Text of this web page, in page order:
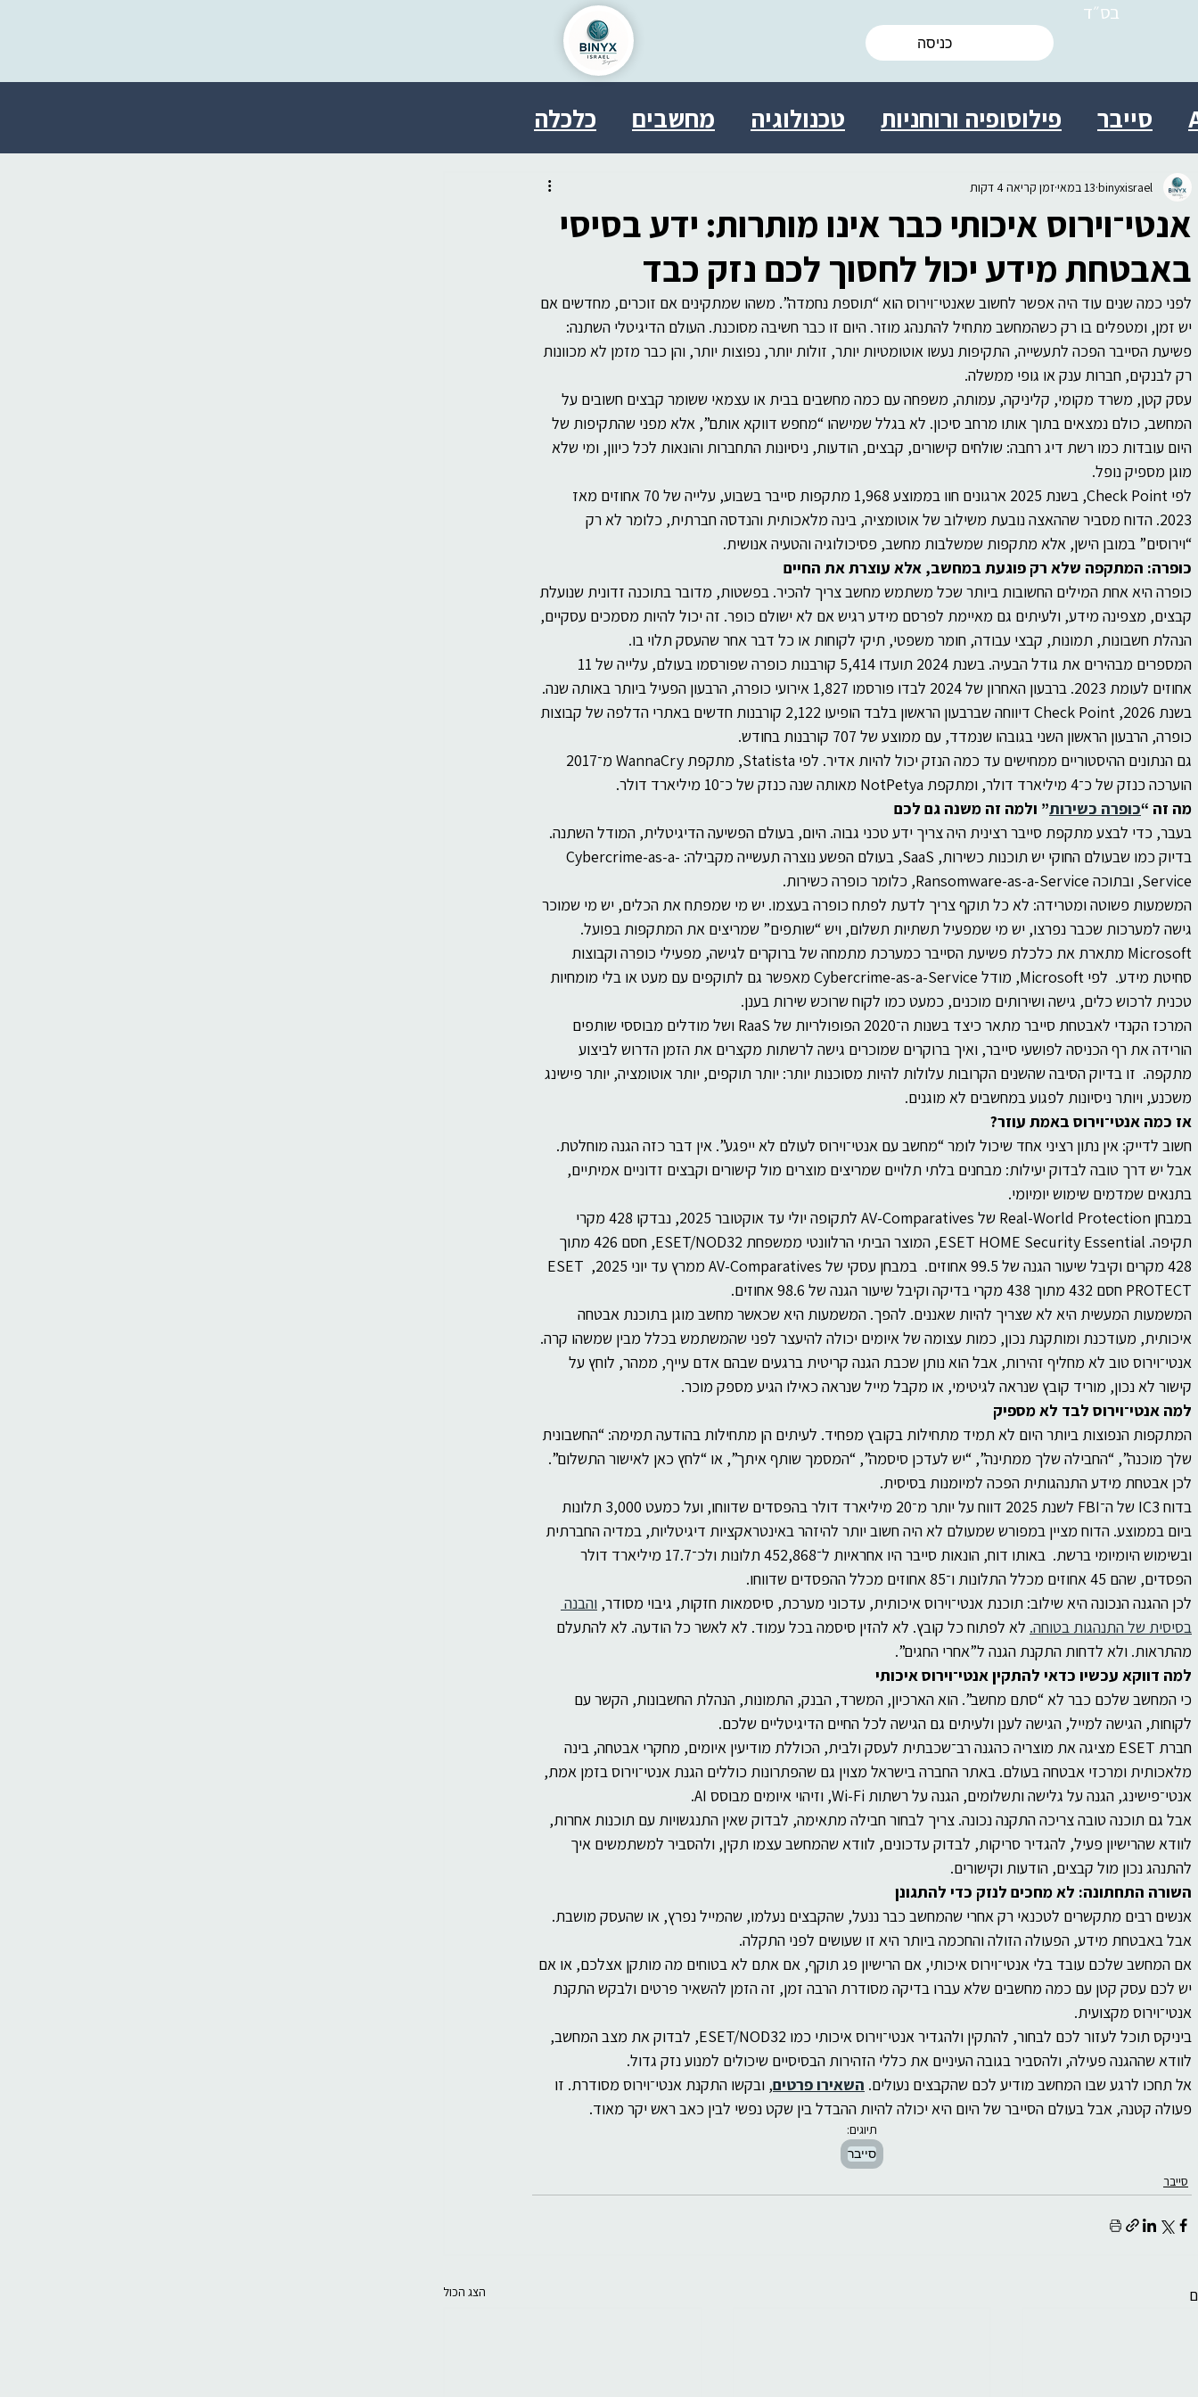
כניסה
בס״ד
סייבר פילוסופיה ורוחניות טכנולוגיה מחשבים כלכלה
מולטידיסציפלינרי פסיכולוגיה
אישי יצירתיות חברה יעוץ ביטחון אבטחת מידע
מידע התנהגותית עסקים מדע משפט SDDE
therasocial
ברסלב פוליטיקה פילוסופיה רוחניות בינה מלאכותית
אנטי־וירוס איכותי כבר אינו מותרות: ידע בסיסי
באבטחת מידע יכול לחסוך לכם נזק כבד
binyxisrael 13 במאי זמן קריאה 4 דקות
לפני כמה שנים עוד היה אפשר לחשוב שאנטי־וירוס הוא “תוספת נחמדה”. משהו שמתקינים אם זוכרים, מחדשים אם
יש זמן, ומטפלים בו רק כשהמחשב מתחיל להתנהג מוזר. היום זו כבר חשיבה מסוכנת. העולם הדיגיטלי השתנה:
פשיעת הסייבר הפכה לתעשייה, התקיפות נעשו אוטומטיות יותר, זולות יותר, נפוצות יותר, והן כבר מזמן לא מכוונות
רק לבנקים, חברות ענק או גופי ממשלה.
עסק קטן, משרד מקומי, קליניקה, עמותה, משפחה עם כמה מחשבים בבית או עצמאי ששומר קבצים חשובים על
המחשב, כולם נמצאים בתוך אותו מרחב סיכון. לא בגלל שמישהו “מחפש דווקא אותם”, אלא מפני שהתקיפות של
היום עובדות כמו רשת דיג רחבה: שולחים קישורים, קבצים, הודעות, ניסיונות התחברות והונאות לכל כיוון, ומי שלא
מוגן מספיק נופל.
לפי Check Point, בשנת 2025 ארגונים חוו בממוצע 1,968 מתקפות סייבר בשבוע, עלייה של 70 אחוזים מאז
2023. הדוח מסביר שההאצה נובעת משילוב של אוטומציה, בינה מלאכותית והנדסה חברתית, כלומר לא רק
“וירוסים” במובן הישן, אלא מתקפות שמשלבות מחשב, פסיכולוגיה והטעיה אנושית.
כופרה: המתקפה שלא רק פוגעת במחשב, אלא עוצרת את החיים
כופרה היא אחת המילים החשובות ביותר שכל משתמש מחשב צריך להכיר. בפשטות, מדובר בתוכנה זדונית שנועלת
קבצים, מצפינה מידע, ולעיתים גם מאיימת לפרסם מידע רגיש אם לא ישולם כופר. זה יכול להיות מסמכים עסקיים,
הנהלת חשבונות, תמונות, קבצי עבודה, חומר משפטי, תיקי לקוחות או כל דבר אחר שהעסק תלוי בו.
אחוזים לעומת 2023. ברבעון האחרון של 2024 לבדו פורסמו 1,827 אירועי כופרה, הרבעון הפעיל ביותר באותה שנה.
בשנת 2026, Check Point דיווחה שברבעון הראשון בלבד הופיעו 2,122 קורבנות חדשים באתרי הדלפה של קבוצות
כופרה, הרבעון הראשון השני בגובהו שנמדד, עם ממוצע של 707 קורבנות בחודש.
הוערכה כנזק של כ־4 מיליארד דולר, ומתקפת NotPetya מאותה שנה כנזק של כ־10 מיליארד דולר.
מה זה “כופרה כשירות” ולמה זה משנה גם לכם
בעבר, כדי לבצע מתקפת סייבר רצינית היה צריך ידע טכני גבוה. היום, בעולם הפשיעה הדיגיטלית, המודל השתנה.
בדיוק כמו שבעולם החוקי יש תוכנות כשירות, SaaS, בעולם הפשע נוצרה תעשייה מקבילה: Cybercrime-as-a-
Service, ובתוכה Ransomware-as-a-Service, כלומר כופרה כשירות.
המשמעות פשוטה ומטרידה: לא כל תוקף צריך לדעת לפתח כופרה בעצמו. יש מי שמפתח את הכלים, יש מי שמוכר
גישה למערכות שכבר נפרצו, יש מי שמפעיל תשתיות תשלום, ויש “שותפים” שמריצים את המתקפות בפועל.
Microsoft מתארת את כלכלת פשיעת הסייבר כמערכת מתמחה של ברוקרים לגישה, מפעילי כופרה וקבוצות
סחיטת מידע.  לפי Microsoft, מודל Cybercrime-as-a-Service מאפשר גם לתוקפים עם מעט או בלי מומחיות
טכנית לרכוש כלים, גישה ושירותים מוכנים, כמעט כמו לקוח שרוכש שירות בענן.
המרכז הקנדי לאבטחת סייבר מתאר כיצד בשנות ה־2020 הפופולריות של RaaS ושל מודלים מבוססי שותפים
הורידה את רף הכניסה לפושעי סייבר, ואיך ברוקרים שמוכרים גישה לרשתות מקצרים את הזמן הדרוש לביצוע
מתקפה.  זו בדיוק הסיבה שהשנים הקרובות עלולות להיות מסוכנות יותר: יותר תוקפים, יותר אוטומציה, יותר פישינג
משכנע, ויותר ניסיונות לפגוע במחשבים לא מוגנים.
אז כמה אנטי־וירוס באמת עוזר?
חשוב לדייק: אין נתון רציני אחד שיכול לומר “מחשב עם אנטי־וירוס לעולם לא ייפגע”. אין דבר כזה הגנה מוחלטת.
אבל יש דרך טובה לבדוק יעילות: מבחנים בלתי תלויים שמריצים מוצרים מול קישורים וקבצים זדוניים אמיתיים,
בתנאים שמדמים שימוש יומיומי.
במבחן Real-World Protection של AV-Comparatives לתקופה יולי עד אוקטובר 2025, נבדקו 428 מקרי
תקיפה. ESET HOME Security Essential, המוצר הביתי הרלוונטי ממשפחת ESET/NOD32, חסם 426 מתוך
428 מקרים וקיבל שיעור הגנה של 99.5 אחוזים.  במבחן עסקי של AV-Comparatives ממרץ עד יוני 2025, ESET
PROTECT חסם 432 מתוך 438 מקרי בדיקה וקיבל שיעור הגנה של 98.6 אחוזים.
המשמעות המעשית היא לא שצריך להיות שאננים. להפך. המשמעות היא שכאשר מחשב מוגן בתוכנת אבטחה
איכותית, מעודכנת ומותקנת נכון, כמות עצומה של איומים יכולה להיעצר לפני שהמשתמש בכלל מבין שמשהו קרה.
אנטי־וירוס טוב לא מחליף זהירות, אבל הוא נותן שכבת הגנה קריטית ברגעים שבהם אדם עייף, ממהר, לוחץ על
קישור לא נכון, מוריד קובץ שנראה לגיטימי, או מקבל מייל שנראה כאילו הגיע מספק מוכר.
למה אנטי־וירוס לבד לא מספיק
המתקפות הנפוצות ביותר היום לא תמיד מתחילות בקובץ מפחיד. לעיתים הן מתחילות בהודעה תמימה: “החשבונית
שלך מוכנה”, “החבילה שלך ממתינה”, “יש לעדכן סיסמה”, “המסמך שותף איתך”, או “לחץ כאן לאישור התשלום”.
לכן אבטחת מידע התנהגותית הפכה למיומנות בסיסית.
בדוח IC3 של ה־FBI לשנת 2025 דווח על יותר מ־20 מיליארד דולר בהפסדים שדווחו, ועל כמעט 3,000 תלונות
ביום בממוצע. הדוח מציין במפורש שמעולם לא היה חשוב יותר להיזהר באינטראקציות דיגיטליות, במדיה החברתית
ובשימוש היומיומי ברשת.  באותו דוח, הונאות סייבר היו אחראיות ל־452,868 תלונות ולכ־17.7 מיליארד דולר
הפסדים, שהם 45 אחוזים מכלל התלונות ו־85 אחוזים מכלל ההפסדים שדווחו.
לכן ההגנה הנכונה היא שילוב: תוכנת אנטי־וירוס איכותית, עדכוני מערכת, סיסמאות חזקות, גיבוי מסודר, והבנה
בסיסית של התנהגות בטוחה. לא לפתוח כל קובץ. לא להזין סיסמה בכל עמוד. לא לאשר כל הודעה. לא להתעלם
מהתראות. ולא לדחות התקנת הגנה ל”אחרי החגים”.
למה דווקא עכשיו כדאי להתקין אנטי־וירוס איכותי
כי המחשב שלכם כבר לא “סתם מחשב”. הוא הארכיון, המשרד, הבנק, התמונות, הנהלת החשבונות, הקשר עם
לקוחות, הגישה למייל, הגישה לענן ולעיתים גם הגישה לכל החיים הדיגיטליים שלכם.
חברת ESET מציגה את מוצריה כהגנה רב־שכבתית לעסק ולבית, הכוללת מודיעין איומים, מחקרי אבטחה, בינה
מלאכותית ומרכזי אבטחה בעולם. באתר החברה בישראל מצוין גם שהפתרונות כוללים הגנת אנטי־וירוס בזמן אמת,
אנטי־פישינג, הגנה על גלישה ותשלומים, הגנה על רשתות Wi-Fi, וזיהוי איומים מבוסס AI.
אבל גם תוכנה טובה צריכה התקנה נכונה. צריך לבחור חבילה מתאימה, לבדוק שאין התנגשויות עם תוכנות אחרות,
לוודא שהרישיון פעיל, להגדיר סריקות, לבדוק עדכונים, לוודא שהמחשב עצמו תקין, ולהסביר למשתמשים איך
להתנהג נכון מול קבצים, הודעות וקישורים.
השורה התחתונה: לא מחכים לנזק כדי להתגונן
אנשים רבים מתקשרים לטכנאי רק אחרי שהמחשב כבר ננעל, שהקבצים נעלמו, שהמייל נפרץ, או שהעסק מושבת.
אבל באבטחת מידע, הפעולה הזולה והחכמה ביותר היא זו שעושים לפני התקלה.
אם המחשב שלכם עובד בלי אנטי־וירוס איכותי, אם הרישיון פג תוקף, אם אתם לא בטוחים מה מותקן אצלכם, או אם
יש לכם עסק קטן עם כמה מחשבים שלא עברו בדיקה מסודרת הרבה זמן, זה הזמן להשאיר פרטים ולבקש התקנת
אנטי־וירוס מקצועית.
ביניקס תוכל לעזור לכם לבחור, להתקין ולהגדיר אנטי־וירוס איכותי כמו ESET/NOD32, לבדוק את מצב המחשב,
לוודא שההגנה פעילה, ולהסביר בגובה העיניים את כללי הזהירות הבסיסיים שיכולים למנוע נזק גדול.
אל תחכו לרגע שבו המחשב מודיע לכם שהקבצים נעולים. השאירו פרטים, ובקשו התקנת אנטי־וירוס מסודרת. זו
פעולה קטנה, אבל בעולם הסייבר של היום היא יכולה להיות ההבדל בין שקט נפשי לבין כאב ראש יקר מאוד.
תיוגים:
סייבר
סייבר
הצג הכול